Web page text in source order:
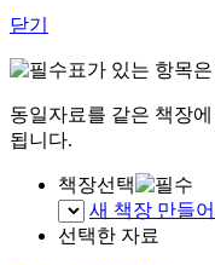
닫기
표가 있는 항목
동일자료를 같은 책장
됩니다.
책장선택
새 책장 만들어
선택한 자료